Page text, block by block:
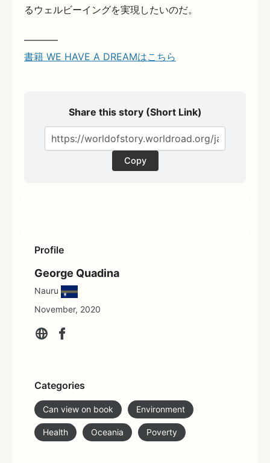
Profile
George Quadina
Nauru
November, 2020
Categories
Can view on book Environment
Health Oceania Poverty
るウェルビーイングを実現したいのだ。
———–
書籍 WE HAVE A DREAMはこちら
Share this story (Short Link)
Copy